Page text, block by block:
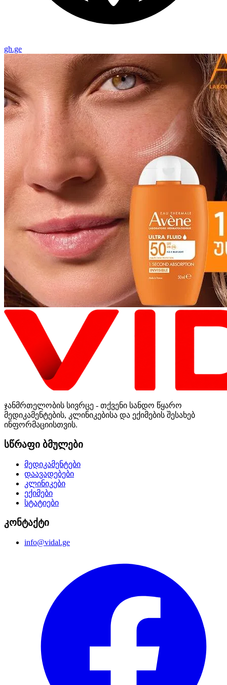
gh.ge
ჯანმრთელობის სივრცე - თქვენი სანდო წყარო
მედიკამენტების, კლინიკებისა და ექიმების შესახებ
ინფორმაციისთვის.
სწრაფი ბმულები
მედიკამენტები
დაავადებები
კლინიკები
ექიმები
სტატიები
კონტაქტი
info@vidal.ge